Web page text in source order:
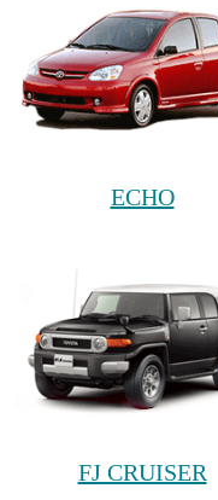
ECHO
FJ CRUISER